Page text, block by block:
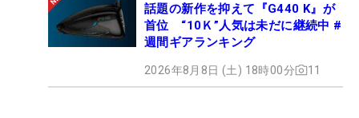
話題の新作を抑えて『G440 K』が
首位 “10Ｋ”人気は未だに継続中 #
週間ギアランキング
2026年8月8日 (土) 18時00分 11